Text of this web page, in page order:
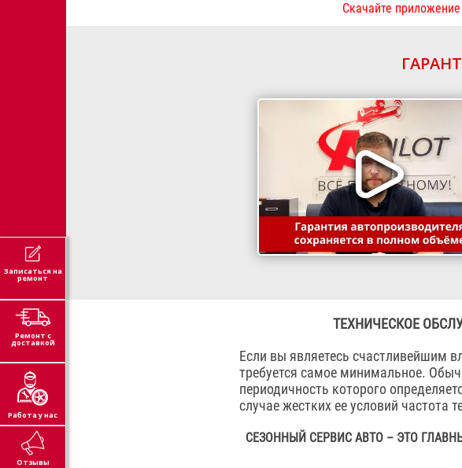
Скачайте
ТЕХНИЧЕСКОЕ
Если вы являетесь счастливейшим
требуется самое минимальное.
периодичность которого
случае жестких ее условий частота
СЕЗОННЫЙ СЕРВИС АВТО – ЭТО
Записаться на
ремонт
Ремонт с
доставкой
Работа у нас
Отзывы